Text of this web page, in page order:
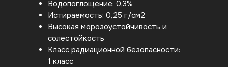
Водопоглощение: 0,3%
Истираемость: 0,25 г/см2
Высокая морозоустойчивость и
солестойкость
Класс радиационной безопасности:
1 класс